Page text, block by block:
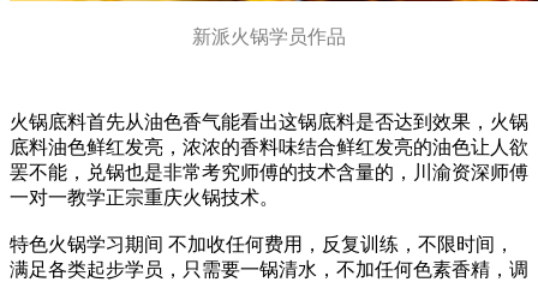
新派火锅学员作品
火锅底料首先从油色香气能看出这锅底料是否达到效果，火锅
底料油色鲜红发亮，浓浓的香料味结合鲜红发亮的油色让人欲
罢不能，兑锅也是非常考究师傅的技术含量的，川渝资深师傅
一对一教学正宗重庆火锅技术。
特色火锅学习期间 不加收任何费用，反复训练，不限时间，
满足各类起步学员，只需要一锅清水，不加任何色素香精，调